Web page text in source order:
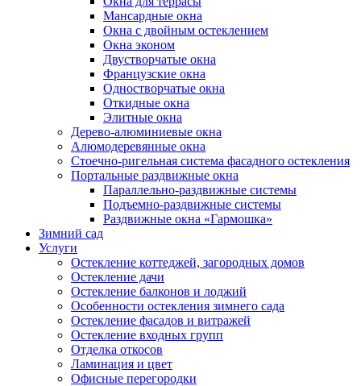
Мансардные окна
Окна с двойным остеклением
Окна эконом
Двустворчатые окна
Французские окна
Одностворчатые окна
Откидные окна
Элитные окна
Дерево-алюминиевые окна
Алюмодеревянные окна
Стоечно-ригельная система фасадного остекления
Портальные раздвижные окна
Параллельно-раздвижные системы
Подъемно-раздвижные системы
Раздвижные окна «Гармошка»
Зимний сад
Услуги
Остекление коттеджей, загородных домов
Остекление дачи
Остекление балконов и лоджий
Особенности остекления зимнего сада
Остекление фасадов и витражей
Остекление входных групп
Отделка откосов
Ламинация и цвет
Офисные перегородки